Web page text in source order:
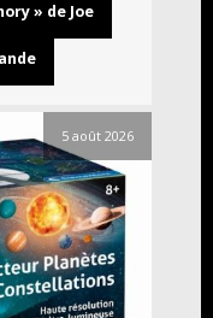
» de Joe
5 août 2026